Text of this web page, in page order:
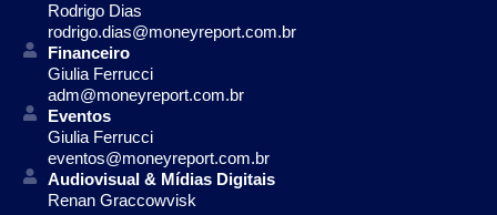
Rodrigo Dias
rodrigo.dias@moneyreport.com.br
Financeiro
Giulia Ferrucci
adm@moneyreport.com.br
Eventos
Giulia Ferrucci
eventos@moneyreport.com.br
Audiovisual & Mídias Digitais
Renan Graccowvisk